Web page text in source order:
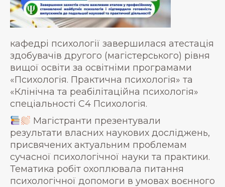
кафедрі психології завершилася атестація
здобувачів другого (магістерського) рівня
вищої освіти за освітніми програмами
«Психологія. Практична психологія» та
«Клінічна та реабілітаційна психологія»
спеціальності С4 Психологія.
Магістранти презентували
результати власних наукових досліджень,
присвячених актуальним проблемам
сучасної психологічної науки та практики.
Тематика робіт охоплювала питання
психологічної допомоги в умовах воєнного